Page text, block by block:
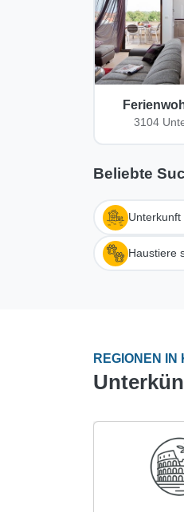
3104
Beliebte
Unterkunft
Haustiere
REGIONEN IN